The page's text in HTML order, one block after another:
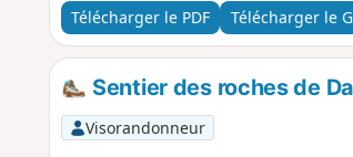
Télécharger le PDF Télécharger le
Sentier des roches de
Visorandonneur